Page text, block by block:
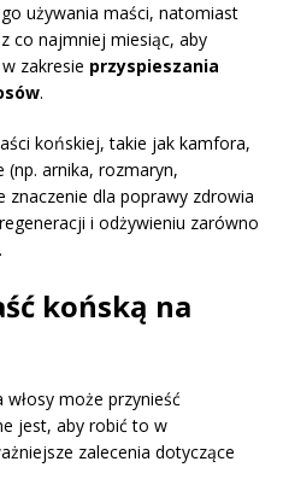
używania maści, natomiast
co najmniej miesiąc, aby
zakresie przyspieszania
.
końskiej, takie jak kamfora,
arnika, rozmaryn,
dla poprawy zdrowia
i odżywieniu zarówno
końską na
może przynieść
jest, aby robić to w
zalecenia dotyczące